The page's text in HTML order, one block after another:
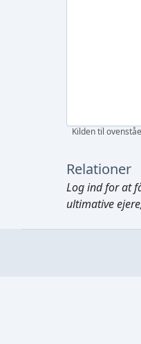
Kilden til
Relationer
Log indfor at
ultimative